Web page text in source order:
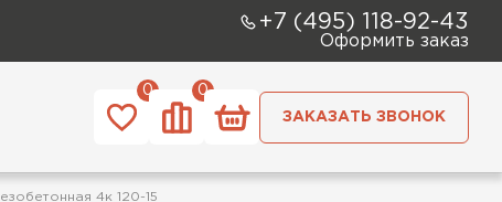
+7 (495) 118-92-43
Оформить заказ
0
0
ЗАКАЗАТЬ ЗВОНОК
4к 120-15